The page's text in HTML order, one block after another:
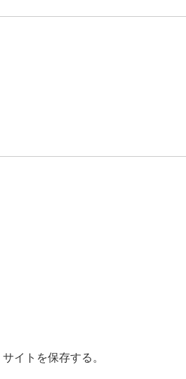
イトを保存する。